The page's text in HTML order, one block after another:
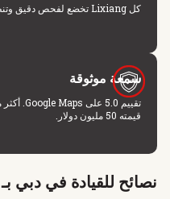
كل Lixiang تخضع لفحص دقيق وتنظيف احترافي قبل التسليم.
سمعة موثوقة
قيمته 50 مليون دولار.
نصائح للقيادة في دبي بـ Lixiang L9